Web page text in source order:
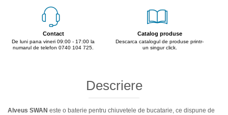
Contact
De luni pana vineri 09:00 - 17:00 la
numarul de telefon 0740 104 725.
Catalog produse
Descarca catalogul de produse printr-
un singur click.
Descriere
Alveus SWAN este o baterie pentru chiuvetele de bucatarie, ce dispune de